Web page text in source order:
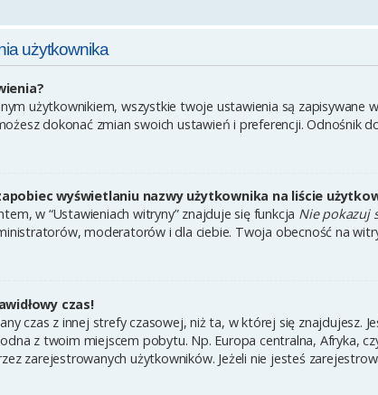
użytkownika
użytkownikiem, wszystkie twoje ustawienia są
dokonać zmian swoich ustawień i preferencji. Odnośnik
wyświetlaniu nazwy użytkownika na liście
w “Ustawieniach witryny” znajduje się funkcja Nie pokazuj
moderatorów i dla ciebie. Twoja obecność na
czas!
czas z innej strefy czasowej, niż ta, w której się znajdujesz.
z twoim miejscem pobytu. Np. Europa centralna, Afryka,
zarejestrowanych użytkowników. Jeżeli nie jesteś